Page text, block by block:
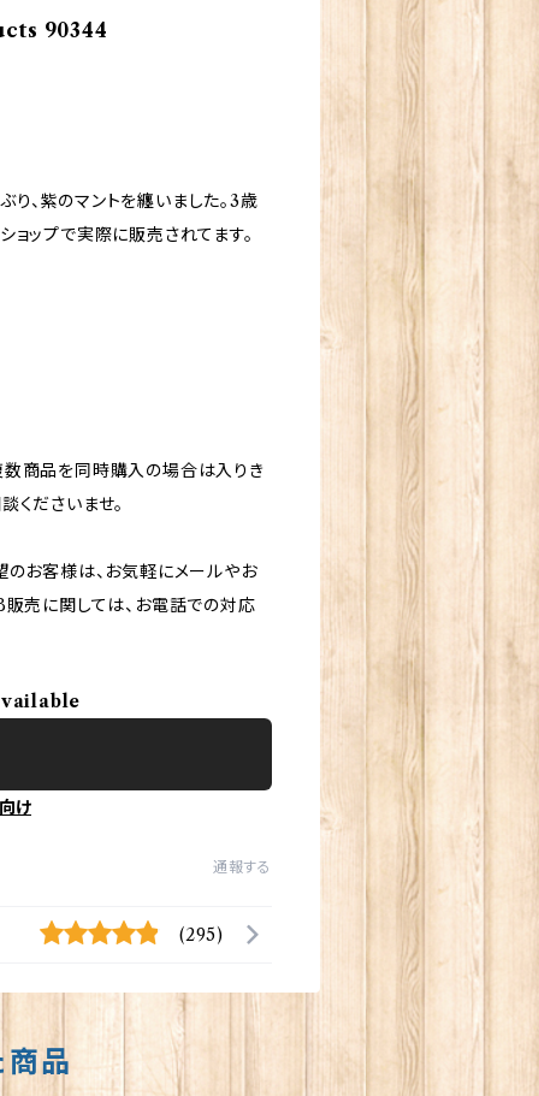
90344
、紫のマントを纏いました。3歳
ップで実際に販売されてます。
商品を同時購入の場合は入りき
くださいませ。
お客様は、お気軽にメールやお
売に関しては、お電話での対応
け
通報する
(295)
商品